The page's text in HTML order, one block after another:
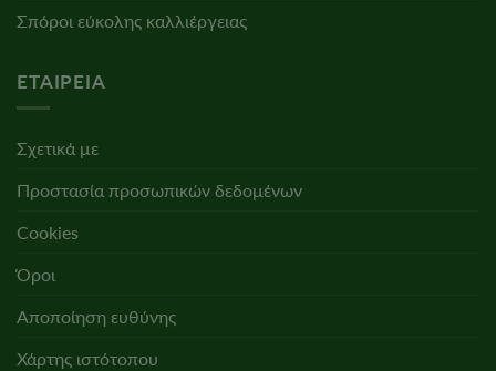
Σπόροι εύκολης καλλιέργειας
ΕΤΑΙΡΕΊΑ
Σχετικά με
Προστασία προσωπικών δεδομένων
Cookies
Όροι
Αποποίηση ευθύνης
Χάρτης ιστότοπου